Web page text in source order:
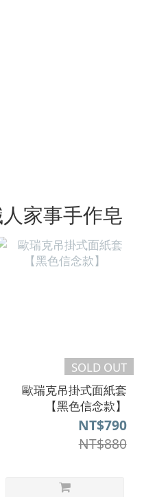
家事手作皂
SOLD OUT
歐瑞克吊掛式面紙套
【黑色信念款】
NT$790
NT$880